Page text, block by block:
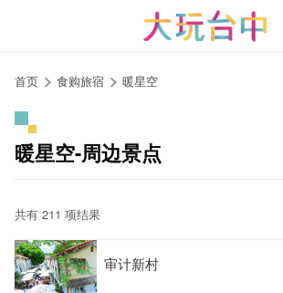
首页 食购旅宿 暖星空
暖星空-周边景点
共有 211 项结果
审计新村